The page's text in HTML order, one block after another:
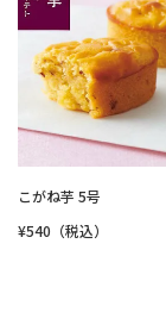
こがね芋 5号
¥540（税込）